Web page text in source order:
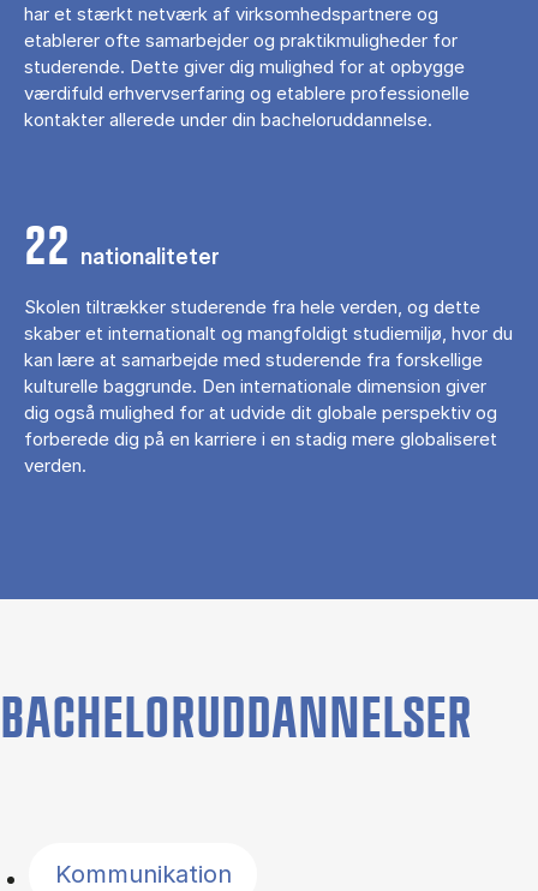
har et stærkt netværk af virksomhedspartnere og
etablerer ofte samarbejder og praktikmuligheder for
studerende. Dette giver dig mulighed for at opbygge
værdifuld erhvervserfaring og etablere professionelle
kontakter allerede under din bacheloruddannelse.
22 nationaliteter
Skolen tiltrækker studerende fra hele verden, og dette
skaber et internationalt og mangfoldigt studiemiljø, hvor du
kan lære at samarbejde med studerende fra forskellige
kulturelle baggrunde. Den internationale dimension giver
dig også mulighed for at udvide dit globale perspektiv og
forberede dig på en karriere i en stadig mere globaliseret
verden.
BACHELORUDDANNELSER
Kommunikation